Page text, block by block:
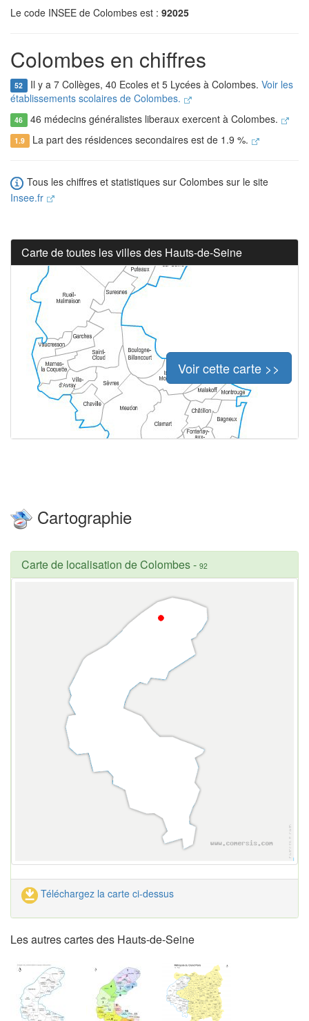
Le code INSEE de Colombes est : 92025
Colombes en chiffres
52 Il y a 7 Collèges, 40 Ecoles et 5 Lycées à Colombes. Voir les
établissements scolaires de Colombes.
46 46 médecins généralistes liberaux exercent à Colombes.
1.9 La part des résidences secondaires est de 1.9 %.
Tous les chiffres et statistiques sur Colombes sur le site
Insee.fr
Carte de toutes les villes des Hauts-de-Seine
Voir cette carte >>
Cartographie
Carte de localisation de Colombes- 92
Téléchargez la carte ci-dessus
Les autres cartes des Hauts-de-Seine